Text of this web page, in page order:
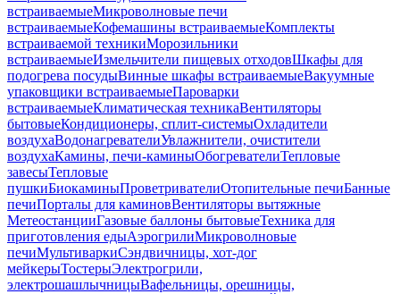
встраиваемыеМикроволновые печи
встраиваемыеКофемашины встраиваемыеКомплекты
встраиваемой техникиМорозильники
встраиваемыеИзмельчители пищевых отходовШкафы для
подогрева посудыВинные шкафы встраиваемыеВакуумные
упаковщики встраиваемыеПароварки
встраиваемыеКлиматическая техникаВентиляторы
бытовыеКондиционеры, сплит-системыОхладители
воздухаВодонагревателиУвлажнители, очистители
воздухаКамины, печи-каминыОбогревателиТепловые
завесыТепловые
пушкиБиокаминыПроветривателиОтопительные печиБанные
печиПорталы для каминовВентиляторы вытяжные
МетеостанцииГазовые баллоны бытовыеТехника для
приготовления едыАэрогрилиМикроволновые
печиМультиваркиСэндвичницы, хот-дог
мейкерыТостерыЭлектрогрили,
электрошашлычницыВафельницы, орешницы,